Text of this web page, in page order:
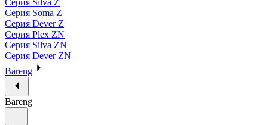
Серия Silva Z
Серия Soma Z
Серия Dever Z
Серия Plex ZN
Серия Silva ZN
Серия Dever ZN
Bareng
Bareng